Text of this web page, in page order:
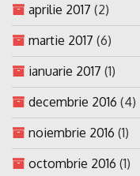
aprilie 2017 (2)
martie 2017 (6)
ianuarie 2017 (1)
decembrie 2016 (4)
noiembrie 2016 (1)
octombrie 2016 (1)